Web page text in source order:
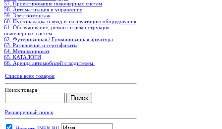
57. Проектирование инженерных систем
58. Автоматизация и управление
59. Электромонтаж
60. Пусконаладка и ввод в эксплуатацию оборудования
61. Обслуживание, ремонт и реконструкция
инженерных систем
62. Футерованная / Гуммированная арматура
63. Разрешения и сертификаты
64. Металлопрокат
65. КАТАЛОГИ
66. Аренда автомобилей с водителем.
Список всех товаров
Поиск товара
Расширенный поиск